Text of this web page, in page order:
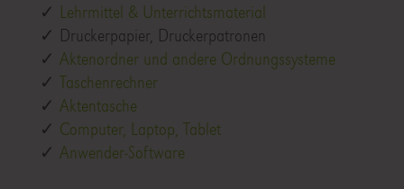
✓ Lehrmittel & Unterrichtsmaterial
✓ Druckerpapier, Druckerpatronen
✓ Aktenordner und andere Ordnungssysteme
✓ Taschenrechner
✓ Aktentasche
✓ Computer, Laptop, Tablet
✓ Anwender-Software